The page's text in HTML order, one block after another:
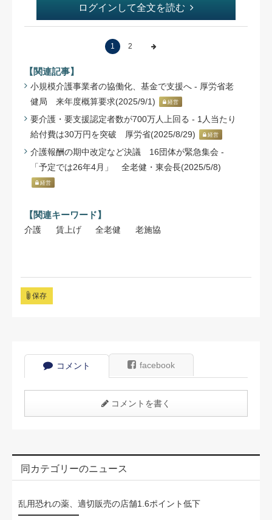
ログインして全文を読む
1 2
【関連記事】
小規模介護事業者の協働化、基金で支援へ - 厚労省老
健局 来年度概算要求(2025/9/1)
経営
要介護・要支援認定者数が700万人上回る - 1人当たり
給付費は30万円を突破 厚労省(2025/8/29)
経営
介護報酬の期中改定など決議 16団体が緊急集会 -
「予定では26年4月」 全老健・東会長(2025/5/8)
経営
【関連キーワード】
介護 賃上げ 全老健 老施協
保存
コメント facebook
コメントを書く
同カテゴリーのニュース
乱用恐れの薬、適切販売の店舗1.6ポイント低下